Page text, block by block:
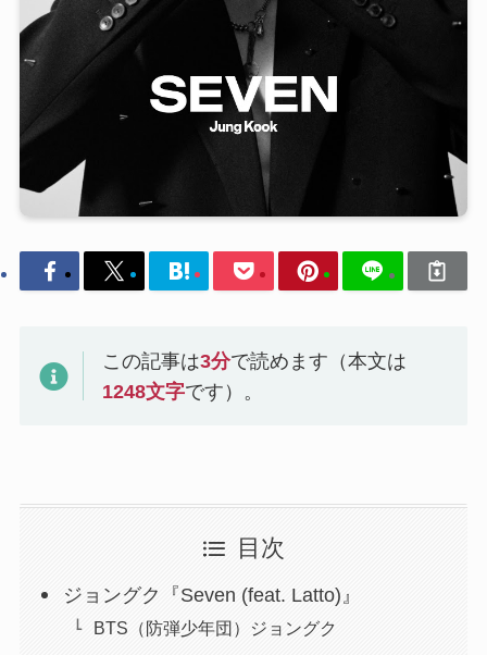
この記事は3分で読めます（本文は
1248文字です）。
目次
ジョングク『Seven (feat. Latto)』
BTS（防弾少年団）ジョングク